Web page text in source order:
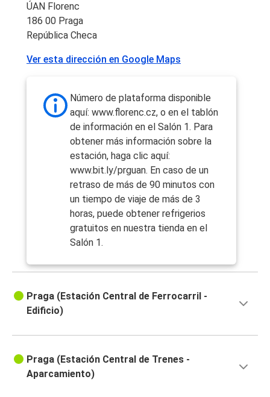
ÚAN Florenc
186 00 Praga
República Checa
Ver esta dirección en Google Maps
Número de plataforma disponible
aquí: www.florenc.cz, o en el tablón
de información en el Salón 1. Para
obtener más información sobre la
estación, haga clic aquí:
www.bit.ly/prguan. En caso de un
retraso de más de 90 minutos con
un tiempo de viaje de más de 3
horas, puede obtener refrigerios
gratuitos en nuestra tienda en el
Salón 1.
Praga (Estación Central de Ferrocarril -
Edificio)
Praga (Estación Central de Trenes -
Aparcamiento)